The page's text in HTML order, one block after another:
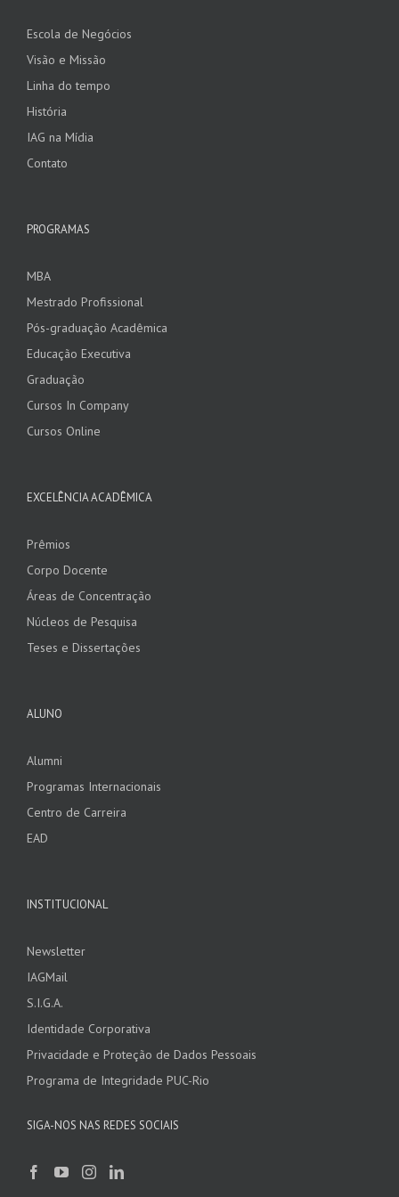
Escola de Negócios
Visão e Missão
Linha do tempo
História
IAG na Mídia
Contato
PROGRAMAS
MBA
Mestrado Profissional
Pós-graduação Acadêmica
Educação Executiva
Graduação
Cursos In Company
Cursos Online
EXCELÊNCIA ACADÊMICA
Prêmios
Corpo Docente
Áreas de Concentração
Núcleos de Pesquisa
Teses e Dissertações
ALUNO
Alumni
Programas Internacionais
Centro de Carreira
EAD
INSTITUCIONAL
Newsletter
IAGMail
S.I.G.A.
Identidade Corporativa
Privacidade e Proteção de Dados Pessoais
Programa de Integridade PUC-Rio
SIGA-NOS NAS REDES SOCIAIS